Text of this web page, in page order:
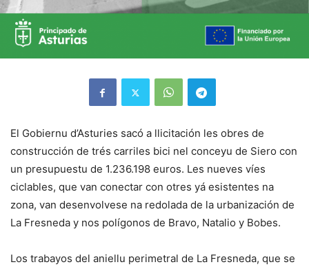
El Gobiernu d’Asturies sacó a llicitación les obres de
construcción de trés carriles bici nel conceyu de Siero con
un presupuestu de 1.236.198 euros. Les nueves víes
ciclables, que van conectar con otres yá esistentes na
zona, van desenvolvese na redolada de la urbanización de
La Fresneda y nos polígonos de Bravo, Natalio y Bobes.
Los trabayos del aniellu perimetral de La Fresneda, que se